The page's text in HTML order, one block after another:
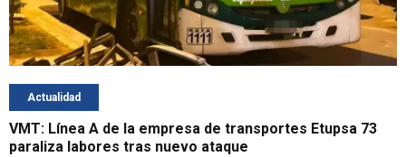
Actualidad
VMT: Línea A de la empresa de transportes Etupsa 73
paraliza labores tras nuevo ataque